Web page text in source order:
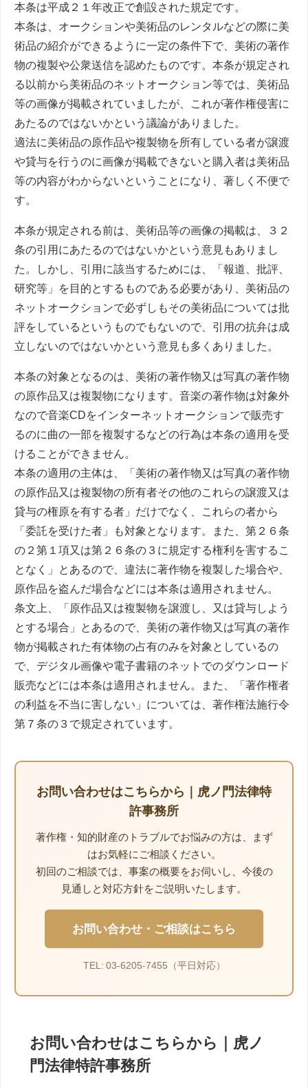
本条は平成２１年改正で創設された規定です。
本条は、オークションや美術品のレンタルなどの際に美
術品の紹介ができるように一定の条件下で、美術の著作
物の複製や公衆送信を認めたものです。本条が規定され
る以前から美術品のネットオークション等では、美術品
等の画像が掲載されていましたが、これが著作権侵害に
あたるのではないかという議論がありました。
適法に美術品の原作品や複製物を所有している者が譲渡
や貸与を行うのに画像が掲載できないと購入者は美術品
等の内容がわからないということになり、著しく不便で
す。
本条が規定される前は、美術品等の画像の掲載は、３２
条の引用にあたるのではないかという意見もありまし
た。しかし、引用に該当するためには、「報道、批評、
研究等」を目的とするものである必要があり、美術品の
ネットオークションで必ずしもその美術品については批
評をしているというものでもないので、引用の抗弁は成
立しないのではないかという意見も多くありました。
本条の対象となるのは、美術の著作物又は写真の著作物
の原作品又は複製物になります。音楽の著作物は対象外
なので音楽CDをインターネットオークションで販売す
るのに曲の一部を複製するなどの行為は本条の適用を受
けることができません。
本条の適用の主体は、「美術の著作物又は写真の著作物
の原作品又は複製物の所有者その他のこれらの譲渡又は
貸与の権原を有する者」だけでなく、これらの者から
「委託を受けた者」も対象となります。また、第２６条
の２第１項又は第２６条の３に規定する権利を害するこ
となく」とあるので、違法に著作物を複製した場合や、
原作品を盗んだ場合などには本条は適用されません。
条文上、「原作品又は複製物を譲渡し、又は貸与しよう
とする場合」とあるので、美術の著作物又は写真の著作
物が掲載された有体物の占有のみを対象としているの
で、デジタル画像や電子書籍のネットでのダウンロード
販売などには本条は適用されません。また、「著作権者
の利益を不当に害しない」については、著作権法施行令
第７条の３で規定されています。
お問い合わせはこちらから｜虎ノ門法律特
許事務所
著作権・知的財産のトラブルでお悩みの方は、まず
はお気軽にご相談ください。
初回のご相談では、事案の概要をお伺いし、今後の
見通しと対応方針をご説明いたします。
お問い合わせ・ご相談はこちら
TEL: 03-6205-7455（平日対応）
お問い合わせはこちらから｜虎ノ
門法律特許事務所